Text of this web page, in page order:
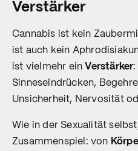
Verstärker
Cannabis ist kein
ist auch kein
ist vielmehr ein Verstärker:
Sinneseindrücken,
Unsicherheit, Nervosität
Wie in der Sexualität
Zusammenspiel: von